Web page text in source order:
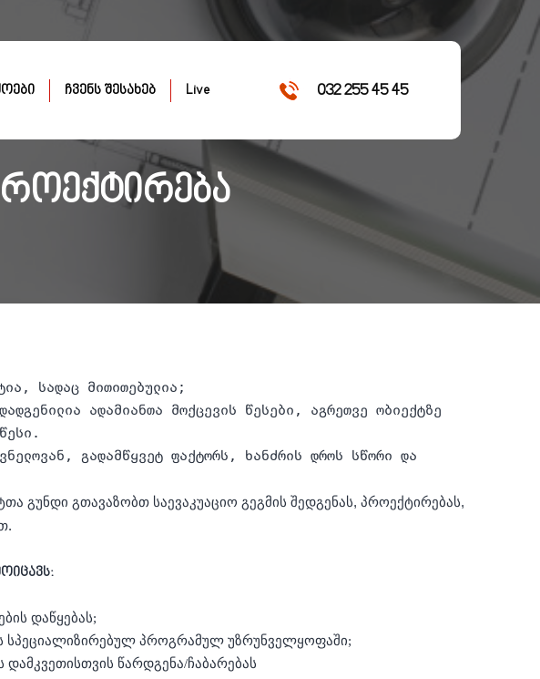
ჩვენს შესახებ Live 032 255 45 45
სადაც მითითებულია;
ადამიანთა მოქცევის წესები, აგრეთვე ობიექტზე
გადამწყვეტ ფაქტორს, ხანძრის დროს სწორი და
გუნდი გთავაზობთ საევაკუაციო გეგმის შედგენას, პროექტირებას,
დაწყებას;
სპეციალიზირებულ პროგრამულ უზრუნველყოფაში;
დამკვეთისთვის წარდგენა/ჩაბარებას